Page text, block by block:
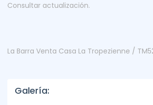
Consultar actualización.
La Barra Venta Casa La Tropezienne /
Galería: